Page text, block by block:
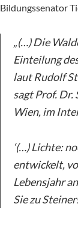
Bildungssenator
„(…) Die
Einteilung
laut Rudolf
sagt Prof.
Wien, im
‘(…) Lichte:
entwickelt,
Lebensjahr
Sie zu